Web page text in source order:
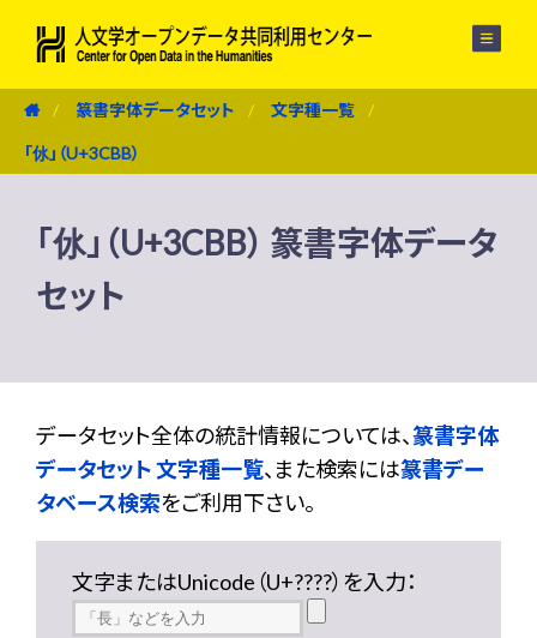
篆書字体データセット 文字種一覧
「㲻」（U+3CBB）
「㲻」（U+3CBB） 篆書字体データ
セット
データセット全体の統計情報については、篆書字体
データセット 文字種一覧、また検索には篆書デー
タベース検索をご利用下さい。
文字またはUnicode（U+????）を入力：